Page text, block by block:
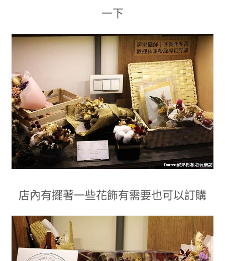
一下
店內有擺著一些花飾有需要也可以訂購